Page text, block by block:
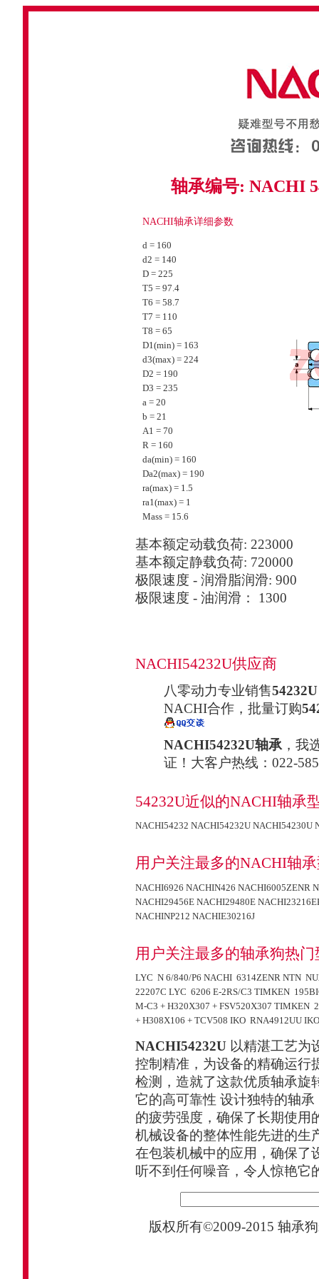
轴承编号: NACHI
NACHI轴承详细参数
d = 160
d2 = 140
D = 225
T5 = 97.4
T6 = 58.7
T7 = 110
T8 = 65
D1(min) = 163
d3(max) = 224
D2 = 190
D3 = 235
a = 20
b = 21
A1 = 70
R = 160
da(min) = 160
Da2(max) = 190
ra(max) = 1.5
ra1(max) = 1
Mass = 15.6
基本额定动载负荷: 223000
基本额定静载负荷: 720000
极限速度 - 润滑脂润滑: 900
极限速度 - 油润滑： 1300
NACHI54232U供应商
八零动力专业销售54232U
NACHI合作，批量订购
NACHI54232U轴承 ，我
证！大客户热线：022-
54232U近似的NACHI轴承
NACHI54232 NACHI54232U NACHI54230U
用户关注最多的NACHI轴
NACHI6926 NACHIN426 NACHI6005ZENR
NACHI29456E NACHI29480E
NACHINP212 NACHIE30216J
用户关注最多的轴承狗热门
LYC N 6/840/P6 NACHI 6314ZENR NTN
22207C LYC 6206 E-2RS/C3 TIMKEN
M-C3 + H320X307 + FSV520X307 TIMKEN
+ H308X106 + TCV508 IKO RNA4912UU
NACHI54232U 以精湛工艺为
控制精准，为设备的精确运行
检测，造就了这款优质轴承旋
它的高可靠性 设计独特的轴
的疲劳强度，确保了长期使用
机械设备的整体性能先进的生
在包装机械中的应用，确保了
听不到任何噪音，令人惊艳
版权所有©2009-2015 轴承狗